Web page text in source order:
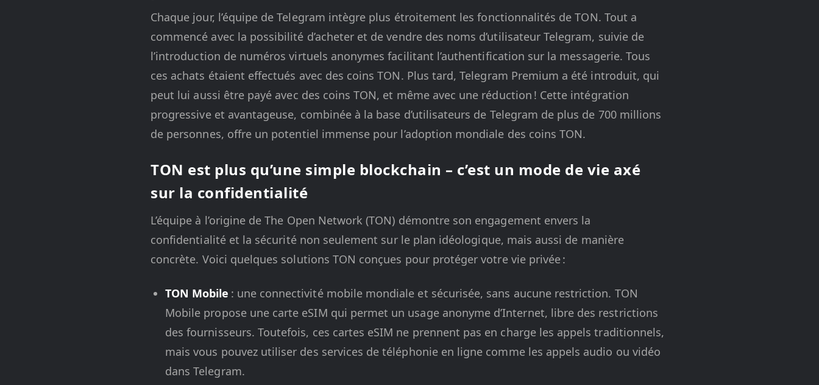
Chaque jour, l’équipe de Telegram intègre plus étroitement les fonctionnalités de TON. Tout a
commencé avec la possibilité d’acheter et de vendre des noms d’utilisateur Telegram, suivie de
l’introduction de numéros virtuels anonymes facilitant l’authentification sur la messagerie. Tous
ces achats étaient effectués avec des coins TON. Plus tard, Telegram Premium a été introduit, qui
peut lui aussi être payé avec des coins TON, et même avec une réduction ! Cette intégration
progressive et avantageuse, combinée à la base d’utilisateurs de Telegram de plus de 700 millions
de personnes, offre un potentiel immense pour l’adoption mondiale des coins TON.
TON est plus qu’une simple blockchain – c’est un mode de vie axé
sur la confidentialité
L’équipe à l’origine de The Open Network (TON) démontre son engagement envers la
confidentialité et la sécurité non seulement sur le plan idéologique, mais aussi de manière
concrète. Voici quelques solutions TON conçues pour protéger votre vie privée :
TON Mobile : une connectivité mobile mondiale et sécurisée, sans aucune restriction. TON
Mobile propose une carte eSIM qui permet un usage anonyme d’Internet, libre des restrictions
des fournisseurs. Toutefois, ces cartes eSIM ne prennent pas en charge les appels traditionnels,
mais vous pouvez utiliser des services de téléphonie en ligne comme les appels audio ou vidéo
dans Telegram.